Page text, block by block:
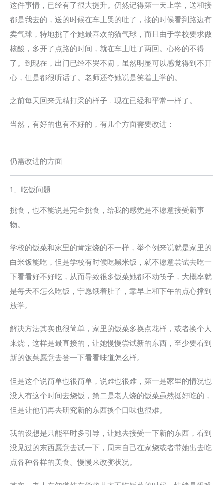
这件事情，已经有了很大提升。仍然记得第一天上学，送和接
都是我去的，送的时候在车上哭的吐了，接的时候看到路边有
卖气球，特地挑了个她最喜欢的猫气球，而且由于学校要求做
核酸，多开了点路的时间，就在车上吐了两回。心疼的不得
了。到现在，出门已经不哭不闹，虽然明显可以感觉得到不开
心，但是都很听话了。老师还夸她说是笑着上学的。
之前每天回来无精打采的样子，现在已经和平常一样了。
当然，有好的也有不好的，有几个方面需要改进：
仍需改进的方面
1、吃饭问题
挑食，也不能说是完全挑食，给我的感觉是不愿意接受新事
物。
学校的饭菜和家里的肯定烧的不一样，举个例来说就是家里的
白米饭能吃，但是学校有时候吃黑米饭，就不愿意尝试去吃一
下看看好不好吃，从而导致很多饭菜她都不动筷子，大概率就
是每天不怎么吃饭，宁愿饿着肚子，靠早上和下午的点心撑到
放学。
解决方法其实也很简单，家里的饭菜多换点花样，或者换个人
来烧，这样是最直接的，让她慢慢尝试新的东西，至少要看到
新的饭菜愿意去尝一下看看味道怎么样。
但是这个说简单也很简单，说难也很难，第一是家里的情况也
没人有这个时间去烧饭，第二是老人烧的饭菜虽然挺好吃的，
但是让他们再去研究新的东西换个口味也很难。
我的设想是只能平时多引导，让她去接受一下新的东西，看到
没见过的东西愿意去试一下，周末自己在家烧或者带她出去吃
点各种各样的美食。慢慢来改变状况。